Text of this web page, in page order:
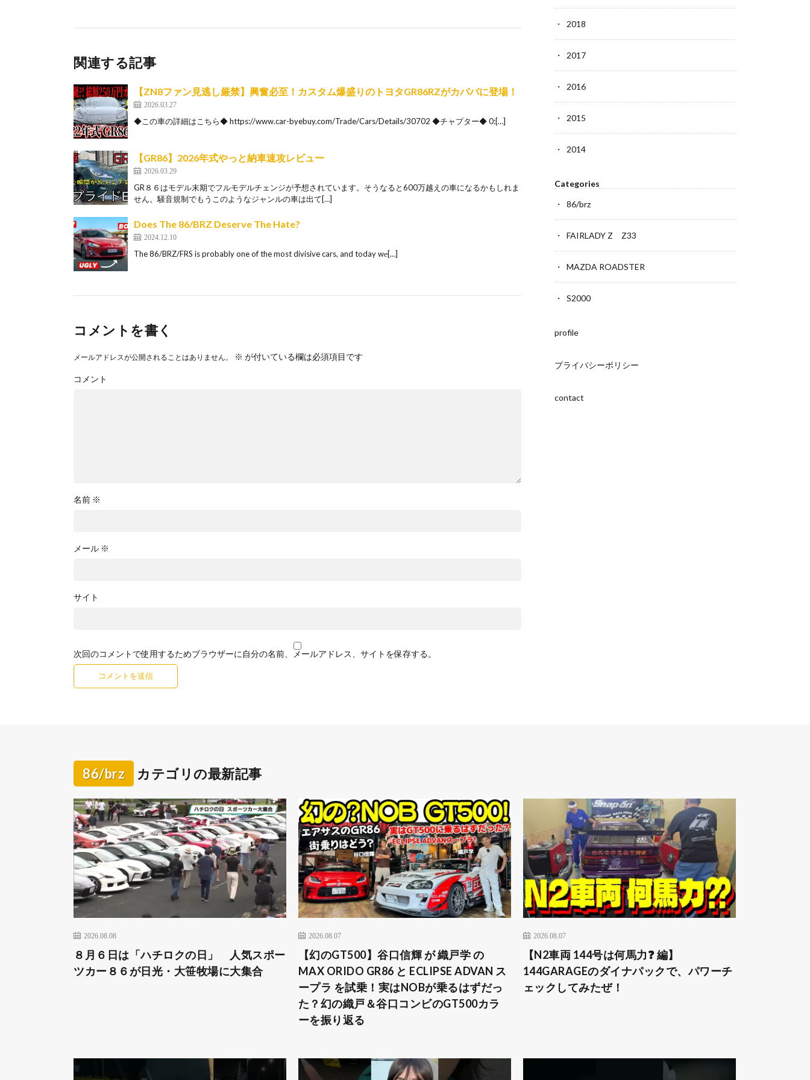
関連する記事
【ZN8ファン見逃し厳禁】興奮必至！カスタム爆盛りのトヨタGR86RZがカババに登場！
2026.03.27
◆この車の詳細はこちら◆ https://www.car-byebuy.com/Trade/Cars/Details/30702 ◆チャプター◆ 0:[…]
【GR86】2026年式やっと納車速攻レビュー
2026.03.29
GR８６はモデル末期でフルモデルチェンジが予想されています。そうなると600万越えの車になるかもしれま
せん。騒音規制でもうこのようなジャンルの車は出て[…]
Does The 86/BRZ Deserve The Hate?
2024.12.10
The 86/BRZ/FRS is probably one of the most divisive cars, and today we̵[…]
コメントを書く
メールアドレスが公開されることはありません。 ※ が付いている欄は必須項目です
コメント
名前 ※
メール ※
サイト
次回のコメントで使用するためブラウザーに自分の名前、メールアドレス、サイトを保存する。
2018
2017
2016
2015
2014
Categories
86/brz
FAIRLADY Z Z33
MAZDA ROADSTER
S2000
profile
プライバシーポリシー
contact
86/brz カテゴリの最新記事
2026.08.08
８月６日は「ハチロクの日」 人気スポー
ツカー８６が日光・大笹牧場に大集合
2026.08.07
【幻のGT500】谷口信輝 が 織戸学 の
MAX ORIDO GR86 と ECLIPSE ADVAN ス
ープラ を試乗！実はNOBが乗るはずだっ
た？幻の織戸＆谷口コンビのGT500カラ
ーを振り返る
2026.08.07
【N2車両 144号は何馬力❓ 編】
144GARAGEのダイナパックで、パワーチ
ェックしてみたぜ！